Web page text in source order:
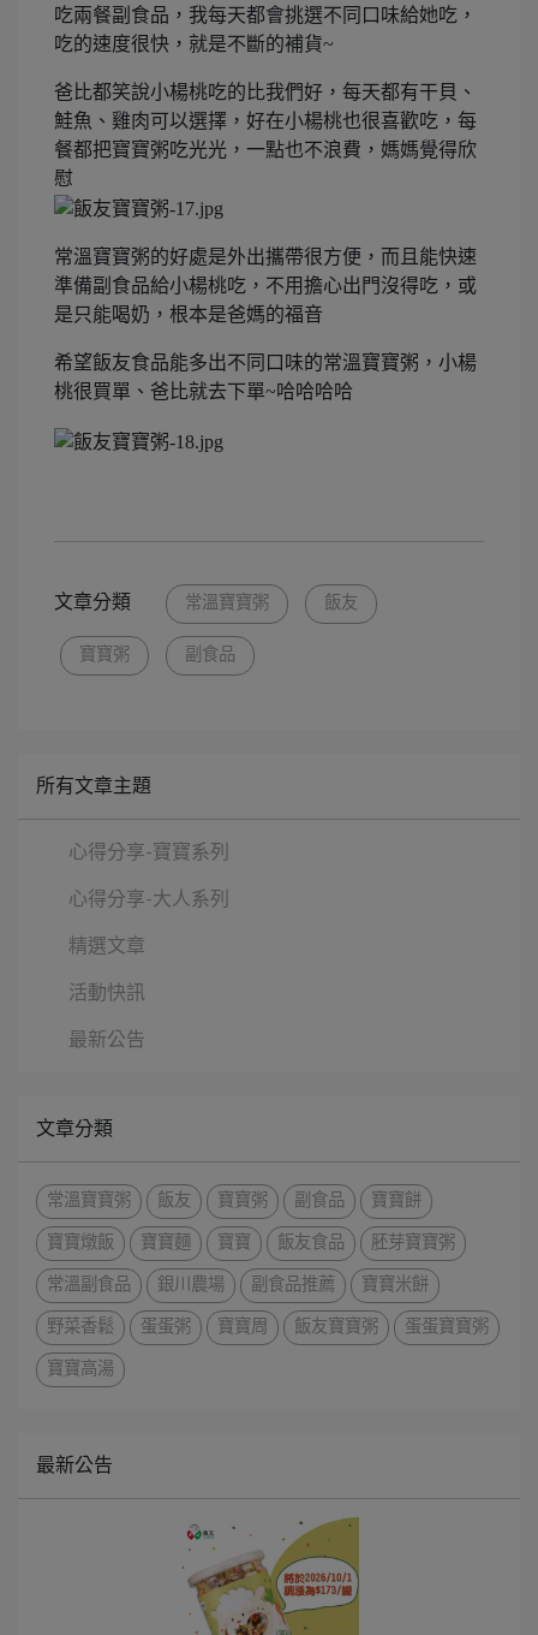
吃兩餐副食品，我每天都會挑選不同口味給她吃，
吃的速度很快，就是不斷的補貨~
爸比都笑說小楊桃吃的比我們好，每天都有干貝、
鮭魚、雞肉可以選擇，好在小楊桃也很喜歡吃，每
餐都把寶寶粥吃光光，一點也不浪費，媽媽覺得欣
慰
常溫寶寶粥的好處是外出攜帶很方便，而且能快速
準備副食品給小楊桃吃，不用擔心出門沒得吃，或
是只能喝奶，根本是爸媽的福音
希望飯友食品能多出不同口味的常溫寶寶粥，小楊
桃很買單、爸比就去下單~哈哈哈哈
文章分類 常溫寶寶粥 飯友
寶寶粥 副食品
所有文章主題
心得分享-寶寶系列
心得分享-大人系列
精選文章
活動快訊
最新公告
文章分類
常溫寶寶粥 飯友 寶寶粥 副食品
寶寶餅
寶寶燉飯
寶寶麵 寶寶 飯友食品
胚芽寶寶粥
常溫副食品
銀川農場 副食品推薦
寶寶米餅
野菜香鬆
蛋蛋粥 寶寶周 飯友寶寶粥
蛋蛋寶寶粥
寶寶高湯
最新公告